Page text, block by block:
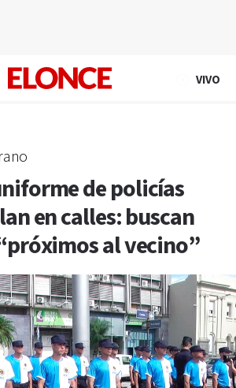
VIVO
de policías
en calles: buscan
al vecino”